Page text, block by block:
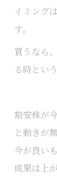
イミング
す。
買うなら
る時とい
割安株が
と動きが
今が良い
成果は上